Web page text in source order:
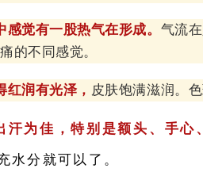
觉有一股热气在形成。 气流
的不同感觉。
红润有光泽， 皮肤饱满滋润。
为佳，特别是额头、手心
水分就可以了。